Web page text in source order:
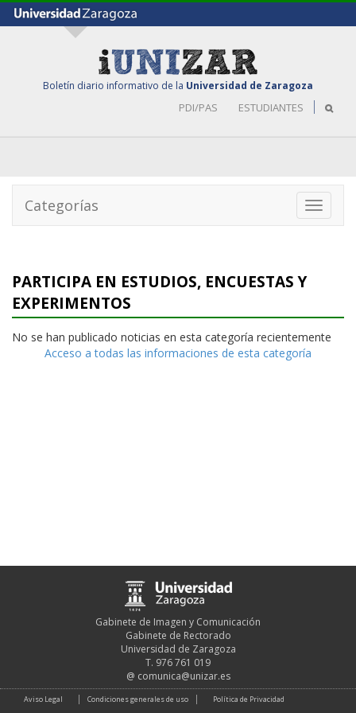
Boletín diario informativo de la Universidad de Zaragoza
PDI/PAS ESTUDIANTES
Toggle
Categorías
PARTICIPA EN ESTUDIOS, ENCUESTAS Y
EXPERIMENTOS
No se han publicado noticias en esta categoría recientemente
Acceso a todas las informaciones de esta categoría
Gabinete de Imagen y Comunicación
Gabinete de Rectorado
Universidad de Zaragoza
T. 976 761 019
@ comunica@unizar.es
Aviso Legal Condiciones generales de uso Política de Privacidad